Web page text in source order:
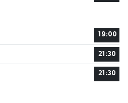
19:00
21:30
21:30